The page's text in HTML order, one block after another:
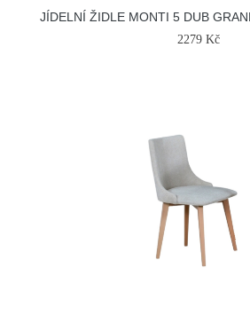
JÍDELNÍ ŽIDLE MONTI 5 DUB
2279 Kč